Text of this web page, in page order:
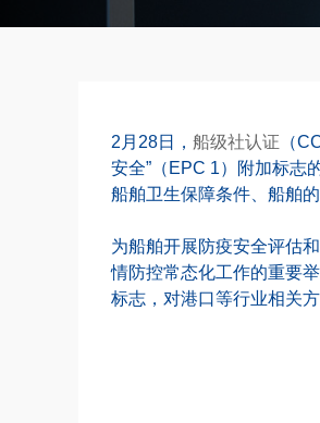
2月28日， 船级社认证 （
安全”（EPC 1）附加标志
船舶卫生保障条件、船舶
为船舶开展防疫安全评估
情防控常态化工作的重要
标志，对港口等行业相关